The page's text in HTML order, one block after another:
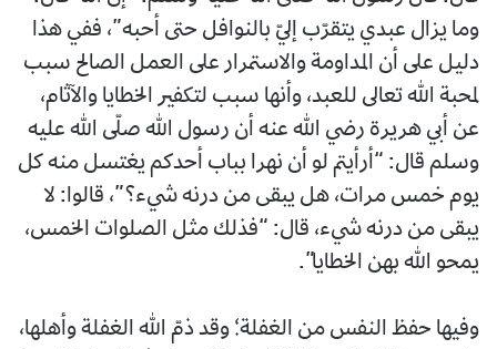
وما يزال عبدي يتقرّب إليّ بالنوافل حتى أحبه”، ففي هذا
دليل على أن المداومة والاستمرار على العمل الصالح سبب
لمحبة الله تعالى للعبد، وأنها سبب لتكفير الخطايا والآثام،
عن أبي هريرة رضي الله عنه أن رسول الله صلّى الله عليه
وسلم قال: “أرأيتم لو أن نهرا بباب أحدكم يغتسل منه كل
يوم خمس مرات، هل يبقى من درنه شيء؟”، قالوا: لا
يبقى من درنه شيء، قال: “فذلك مثل الصلوات الخمس،
يمحو الله بهن الخطايا”.
وفيها حفظ النفس من الغفلة؛ وقد ذمّ الله الغفلة وأهلها،